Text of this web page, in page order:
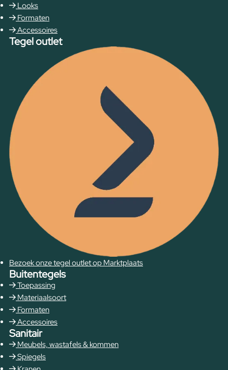
Looks
Formaten
Accessoires
Tegel outlet
Bezoek onze tegel outlet op Marktplaats
Buitentegels
Toepassing
Materiaalsoort
Formaten
Accessoires
Sanitair
Meubels, wastafels & kommen
Spiegels